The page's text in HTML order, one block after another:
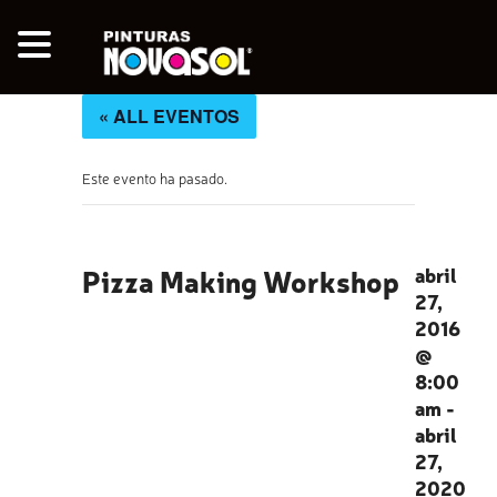
« ALL EVENTOS
Este evento ha pasado.
Pizza Making Workshop
abril
27,
2016
@
8:00
am -
abril
27,
2020